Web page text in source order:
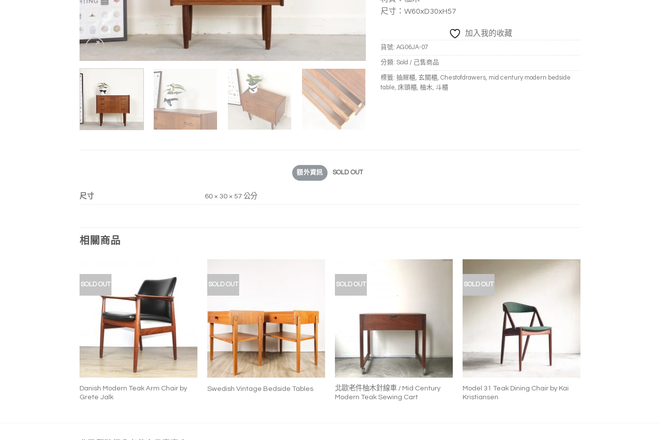
尺寸：W60xD30xH57
加入我的收藏
貨號: AG06JA-07
分類: Sold / 己售商品
標籤: 抽屜櫃, 玄關櫃, Chestofdrawers, mid century modern bedside
table, 床頭櫃, 柚木, 斗櫃
額外資訊 SOLD OUT
尺寸 60 × 30 × 57 公分
相關商品
SOLD OUT
Danish Modern Teak Arm Chair by
Grete Jalk
SOLD OUT
Swedish Vintage Bedside Tables
SOLD OUT
+
北歐老件柚木針線車 / Mid Century
Modern Teak Sewing Cart
SOLD OUT
+
Model 31 Teak Dining Chair by Kai
Kristiansen